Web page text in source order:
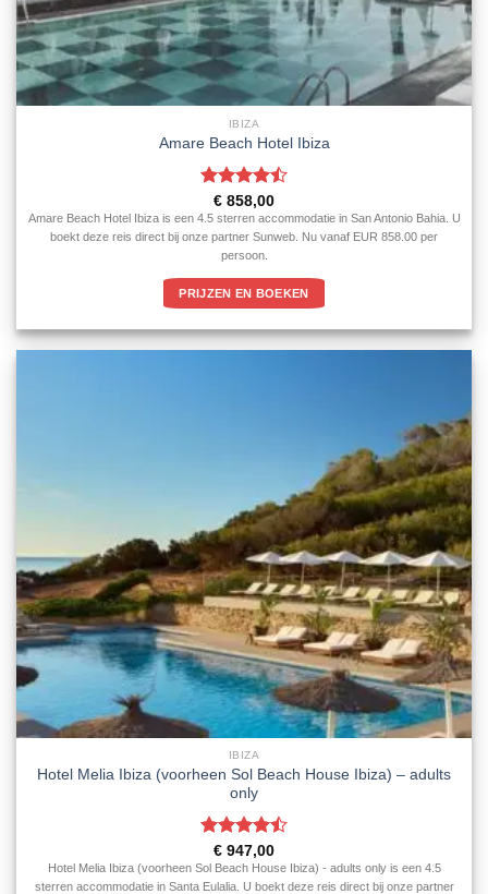
IBIZA
Amare Beach Hotel Ibiza
Gewaardeerd
4.5uit 5
€ 858,00
Amare Beach Hotel Ibiza is een 4.5 sterren accommodatie in San Antonio Bahia. U
boekt deze reis direct bij onze partner Sunweb. Nu vanaf EUR 858.00 per
persoon.
PRIJZEN EN BOEKEN
IBIZA
Hotel Melia Ibiza (voorheen Sol Beach House Ibiza) – adults
only
Gewaardeerd
4.5uit 5
€ 947,00
Hotel Melia Ibiza (voorheen Sol Beach House Ibiza) - adults only is een 4.5
sterren accommodatie in Santa Eulalia. U boekt deze reis direct bij onze partner